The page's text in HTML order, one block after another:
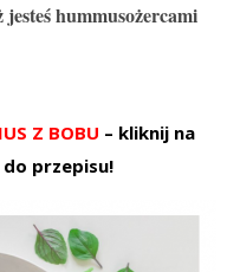
hummusożercami
Z BOBU – kliknij na
przepisu!